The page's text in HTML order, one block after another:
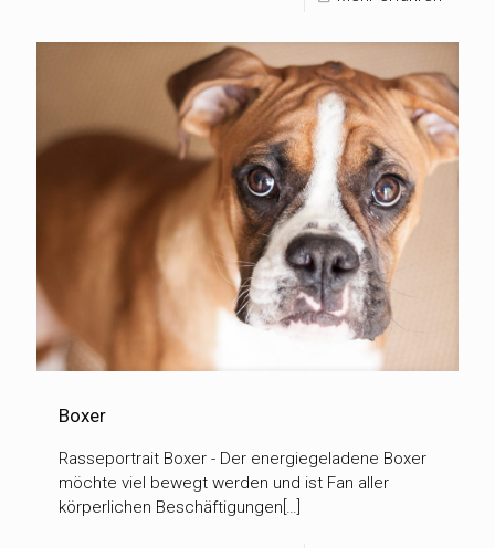
Boxer
Rasseportrait Boxer - Der energiegeladene Boxer
möchte viel bewegt werden und ist Fan aller
körperlichen Beschäftigungen[…]